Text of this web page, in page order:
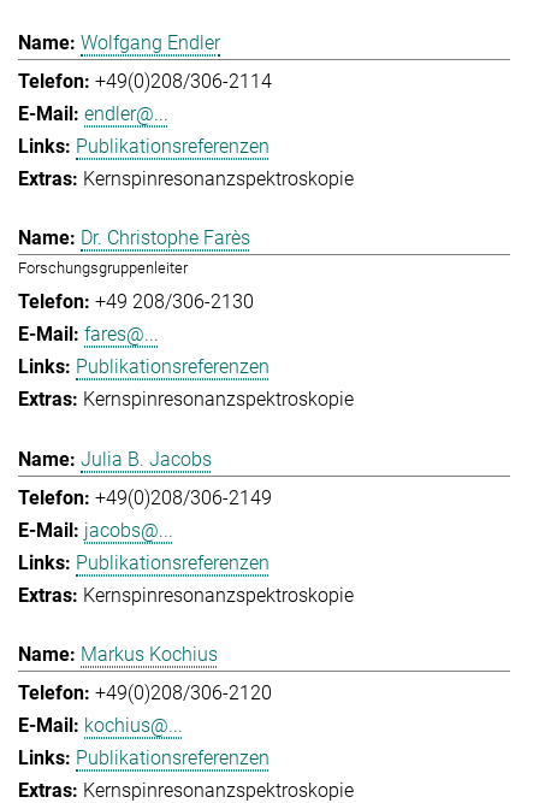
Wolfgang Endler
+49(0)208/306-2114
endler@...
Publikationsreferenzen
Kernspinresonanzspektroskopie
Dr. Christophe Farès
Forschungsgruppenleiter
+49 208/306-2130
fares@...
Publikationsreferenzen
Kernspinresonanzspektroskopie
Julia B. Jacobs
+49(0)208/306-2149
jacobs@...
Publikationsreferenzen
Kernspinresonanzspektroskopie
Markus Kochius
+49(0)208/306-2120
kochius@...
Publikationsreferenzen
Kernspinresonanzspektroskopie